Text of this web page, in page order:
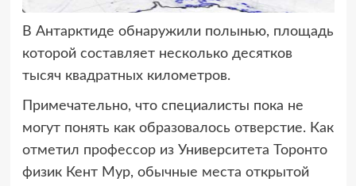
В Антарктиде обнаружили полынью, площадь
которой составляет несколько десятков
тысяч квадратных километров.
Примечательно, что специалисты пока не
могут понять как образовалось отверстие. Как
отметил профессор из Университета Торонто
физик Кент Мур, обычные места открытой